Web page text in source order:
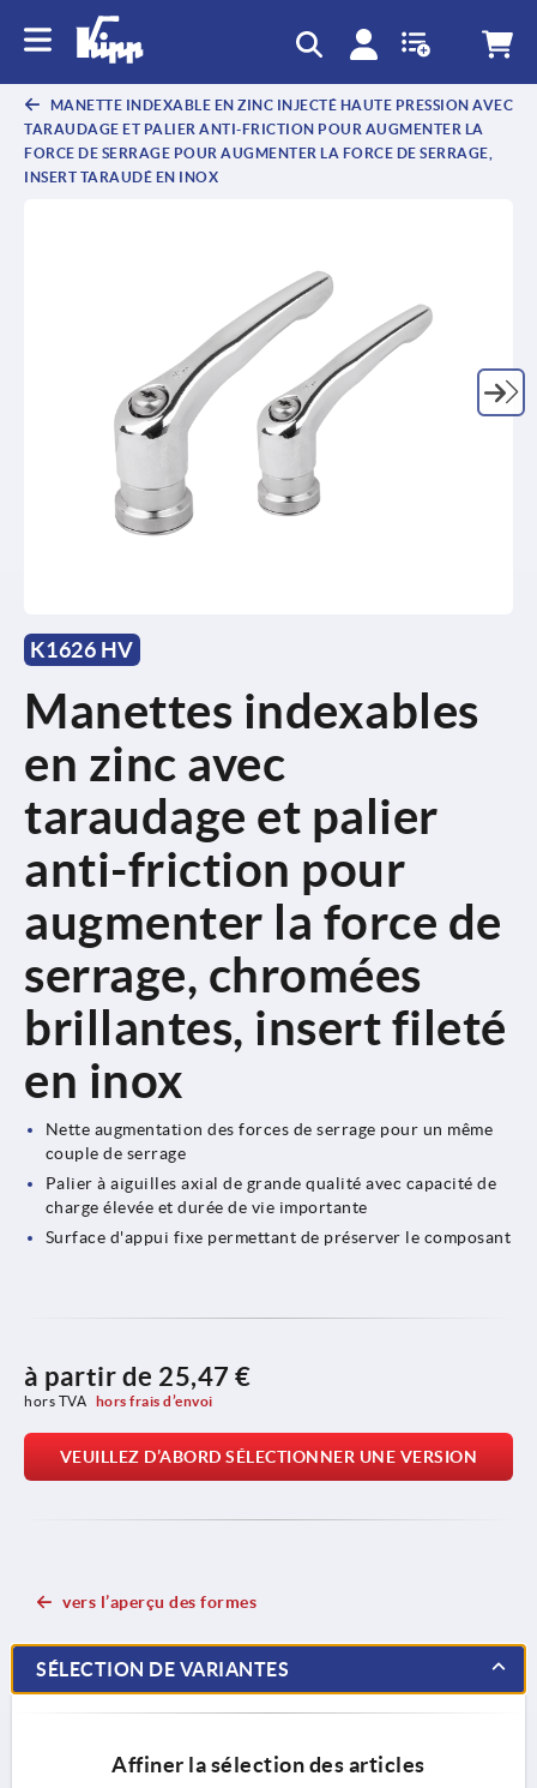
MANETTE INDEXABLE EN ZINC INJECTÉ HAUTE PRESSION AVEC
TARAUDAGE ET PALIER ANTI-FRICTION POUR AUGMENTER LA
FORCE DE SERRAGE POUR AUGMENTER LA FORCE DE SERRAGE,
INSERT TARAUDÉ EN INOX
K1626 HV
Manettes indexables
en zinc avec
taraudage et palier
anti-friction pour
augmenter la force de
serrage, chromées
brillantes, insert fileté
en inox
Nette augmentation des forces de serrage pour un même
couple de serrage
Palier à aiguilles axial de grande qualité avec capacité de
charge élevée et durée de vie importante
Surface d'appui fixe permettant de préserver le composant
à partir de 25,47 €
hors TVA hors frais d’envoi
VEUILLEZ D’ABORD SÉLECTIONNER UNE VERSION
vers l’aperçu des formes
SÉLECTION DE VARIANTES
Affiner la sélection des articles